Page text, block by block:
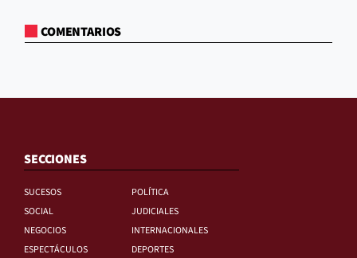
COMENTARIOS
SECCIONES
SUCESOS
POLÍTICA
SOCIAL
JUDICIALES
NEGOCIOS
INTERNACIONALES
ESPECTÁCULOS
DEPORTES